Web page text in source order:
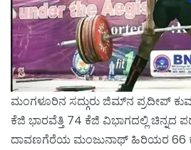
ಮಂಗಳೂರಿನ ಸದ್ಗುರು ಜಿಮ್‌ನ ಪ್ರದೀಪ್
ಕೆಜಿ ಭಾರವೆತ್ತಿ 74 ಕೆಜಿ ವಿಭಾಗದಲ್ಲಿ ಚಿನ್ನದ
ದಾವಣಗೆರೆಯ ಮಂಜುನಾಥ್ ಹಿರಿಯರ 66 ಕೆಜಿ